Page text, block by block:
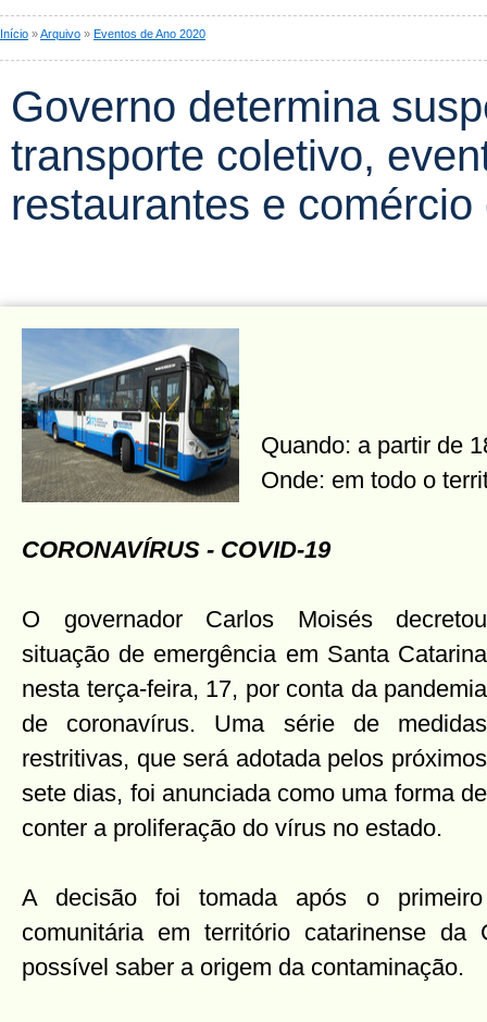
Início »Arquivo » Eventos de Ano 2020
Governo determina
transporte coletivo,
restaurantes e comércio
Quando: a partir de
Onde: em todo o
CORONAVÍRUS - COVID-19
O governador Carlos Moisés decretou
situação de emergência em Santa Catarina
nesta terça-feira, 17, por conta da pandemia
de coronavírus. Uma série de medidas
restritivas, que será adotada pelos próximos
sete dias, foi anunciada como uma forma de
conter a proliferação do vírus no estado.
A decisão foi tomada após o
comunitária em território catarinense
possível saber a origem da contaminação.